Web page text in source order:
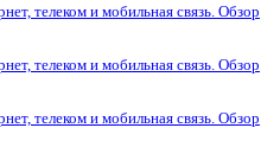
телеком и мобильная связь. Обзор
телеком и мобильная связь. Обзор
телеком и мобильная связь. Обзор